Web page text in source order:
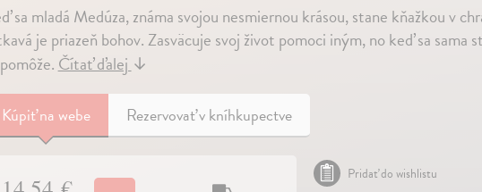
sa mladá Medúza, známa svojou nesmiernou krásou, stane kňažkou v
je priazeň bohov. Zasväcuje svoj život pomoci iným, no keď sa
Čítať ďalej↓
Kúpiťna webe Rezervovať v kníhkupectve
Pridať do wishlistu